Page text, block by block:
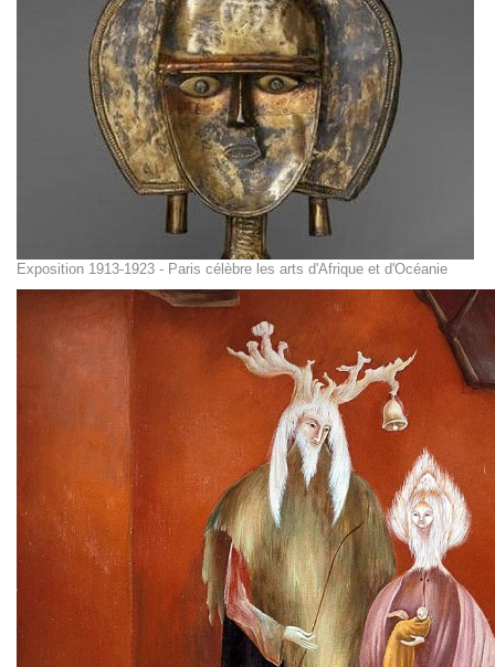
Exposition 1913-1923 - Paris célèbre les arts d'Afrique et d'Océanie